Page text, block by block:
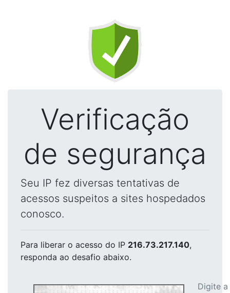
Verificação
de segurança
Seu IP fez diversas tentativas de
acessos suspeitos a sites hospedados
conosco.
Para liberar o acesso do IP 216.73.217.140,
responda ao desafio abaixo.
Digite